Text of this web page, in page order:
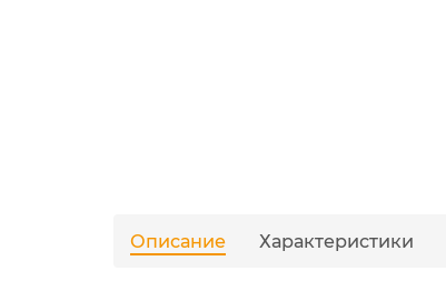
Описание Характеристики